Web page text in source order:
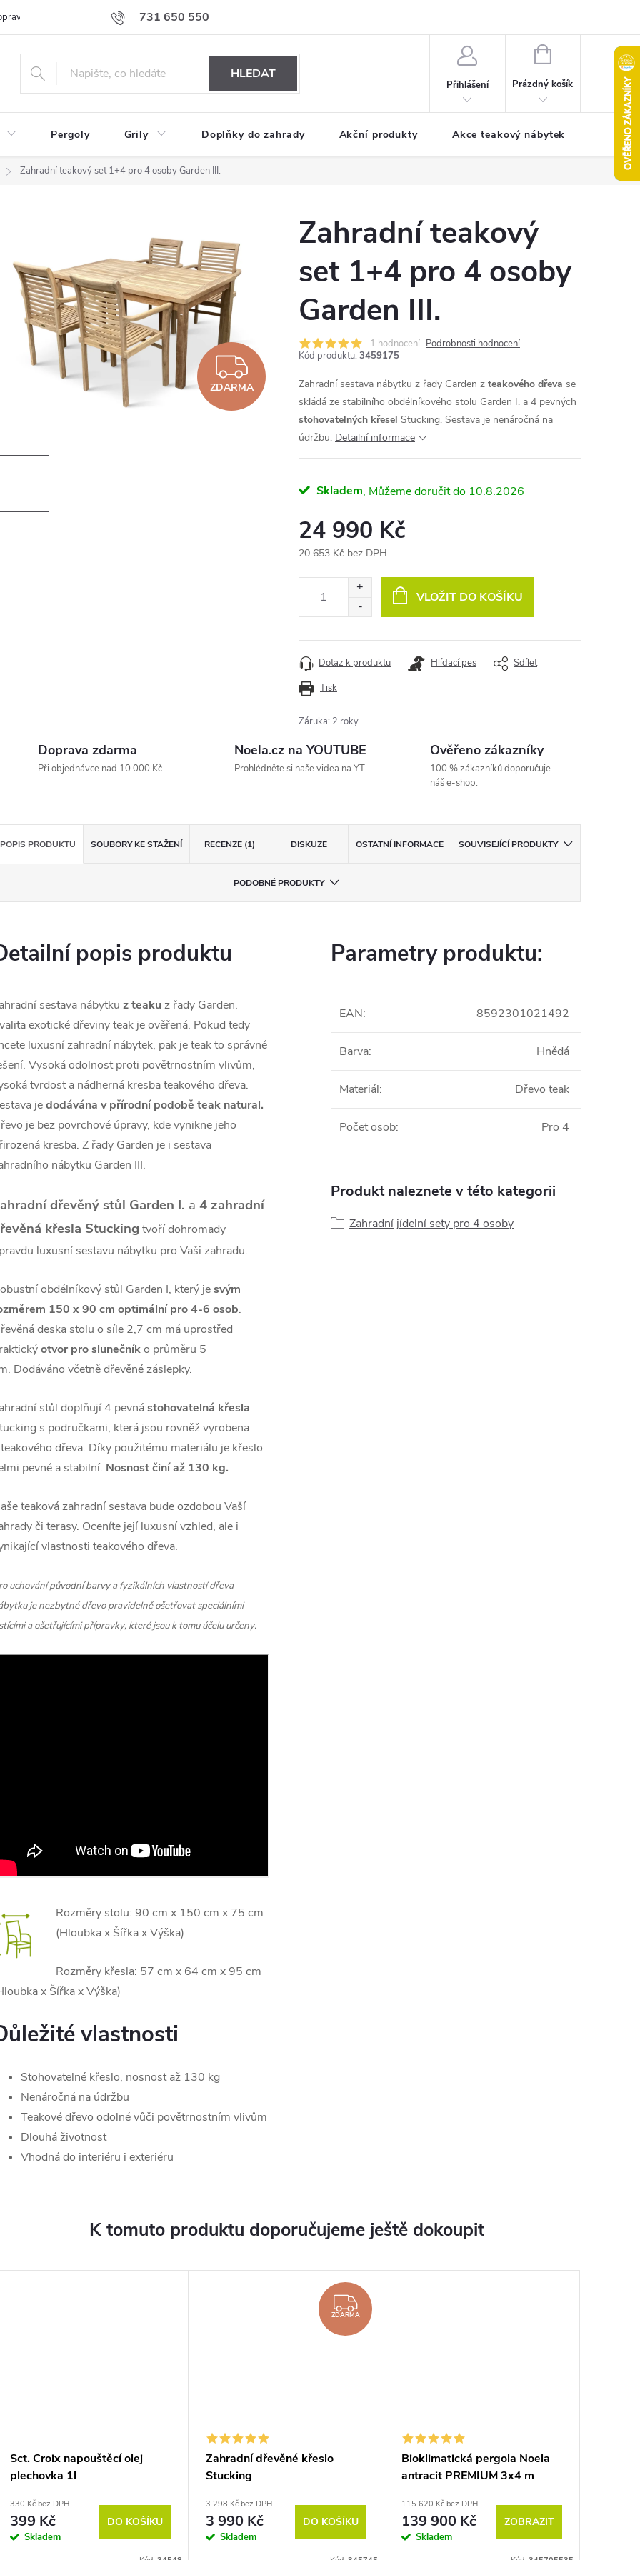
731 650 550
nábytku k Vám Podmínky ochrany osobních údajů
HLEDAT
Přihlášení
NÁKUPNÍ
Prázdný košík
Pergoly Grily Doplňky do zahrady Akční produkty Akce teakový nábytek
Zahradní teakový set 1+4 pro 4 osoby Garden III.
ZDARMA
ZDARMA
Zahradní teakový
set 1+4 pro 4 osoby
Garden III.
1 hodnocení Podrobnosti hodnocení
Kód produktu: 3459175
Zahradní sestava nábytku z řady Garden z teakového dřeva se
skládá ze stabilního obdélníkového stolu Garden I. a 4 pevných
stohovatelných křesel Stucking. Sestava je nenáročná na
údržbu. Detailní informace
Skladem 10.8.2026
24 990 Kč
20 653 Kč bez DPH
VLOŽIT DO KOŠÍKU
Tisk
Dotaz k produktu Hlídací pes Sdílet
Záruka: 2 roky
Doprava zdarma
Při objednávce nad 10 000 Kč.
Noela.cz na YOUTUBE
Prohlédněte si naše videa na YT
Ověřeno zákazníky
100 % zákazníků doporučuje
náš e-shop.
POPIS PRODUKTU SOUBORY KE STAŽENÍ RECENZE (1) DISKUZE OSTATNÍ INFORMACE SOUVISEJÍCÍ PRODUKTY
PODOBNÉ PRODUKTY
popis produktu
sestava nábytku z teakuz řady Garden.
exotické dřeviny teak je ověřená. Pokud tedy
luxusní zahradní nábytek, pak je teak to správné
Vysoká odolnost proti povětrnostním vlivům,
tvrdost a nádherná kresba teakového dřeva.
jedodávána v přírodní podobě teak natural.
je bez povrchové úpravy, kde vynikne jeho
kresba. Z řady Garden je i sestava
nábytku Garden III.
dřevěný stůl Garden I. a 4 zahradní
křesla Stucking tvoří dohromady
luxusní sestavu nábytku pro Vaši zahradu.
obdélníkový stůl Garden I, který jesvým
150 x 90 cm optimální pro 4-6 osob.
deska stolu o síle 2,7 cm má uprostřed
otvor pro slunečníko průměru 5
Dodáváno včetně dřevěné záslepky.
stůl doplňují 4 pevnástohovatelná křesla
s područkami, která jsou rovněž vyrobena
dřeva. Díky použitému materiálu je křeslo
pevné a stabilní. Nosnost činí až 130 kg.
teaková zahradní sestava bude ozdobou Vaší
či terasy. Oceníte její luxusní vzhled, ale i
vlastnosti teakového dřeva.
uchování původní barvy a fyzikálních vlastností dřeva
je nezbytné dřevo pravidelně ošetřovat speciálními
a ošetřujícími přípravky, které jsou k tomu účelu určeny.
Rozměry stolu: 90 cm x 150 cm x 75 cm
(Hloubka x Šířka x Výška)
Rozměry křesla: 57 cm x 64 cm x 95 cm
x Šířka x Výška)
vlastnosti
Stohovatelné křeslo, nosnost až 130 kg
Nenáročná na údržbu
Teakové dřevo odolné vůči povětrnostním vlivům
Dlouhá životnost
Vhodná do interiéru i exteriéru
Parametry produktu:
EAN: 8592301021492
Barva: Hnědá
Materiál: Dřevo teak
Počet osob: Pro 4
Produkt naleznete v této kategorii
Zahradní jídelní sety pro 4 osoby
K tomuto produktu doporučujeme ještě dokoupit
Sct. Croix napouštěcí olej
plechovka 1l
330 Kč bez DPH
399 Kč
Skladem
DO KOŠÍKU
ZDARMA
ZDARMA
Zahradní dřevěné křeslo
Stucking
3 298 Kč bez DPH
3 990 Kč
Skladem
DO KOŠÍKU
Bioklimatická pergola Noela
antracit PREMIUM 3x4 m
115 620 Kč bez DPH
139 900 Kč
Skladem
ZOBRAZIT